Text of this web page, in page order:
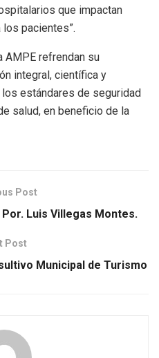
que impactan
pacientes”.
AMPE refrendan su
integral, científica y
estándares de seguridad
salud, en beneficio de la
Post
Por. Luis Villegas Montes.
Post
Municipal de Turismo